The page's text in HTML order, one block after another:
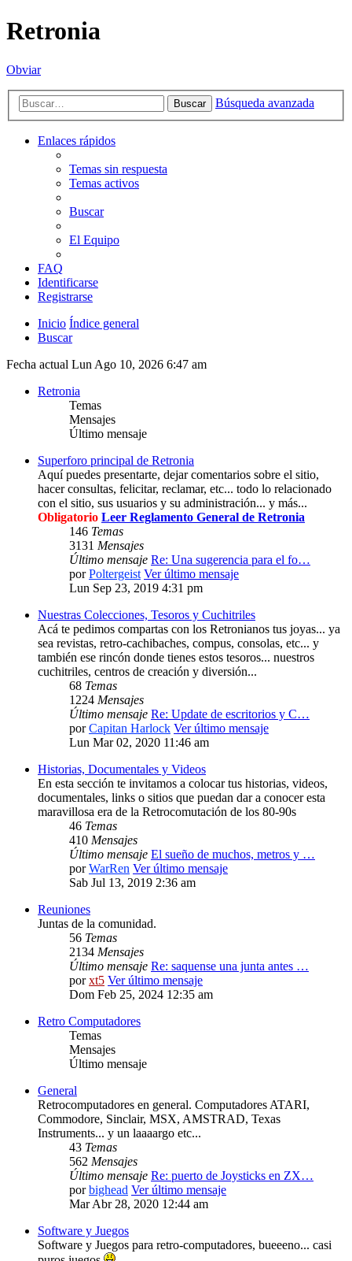
Retronia
Obviar
Buscar Búsqueda avanzada
Enlaces rápidos
Temas sin respuesta
Temas activos
Buscar
El Equipo
FAQ
Identificarse
Registrarse
Inicio Índice general
Buscar
Fecha actual Lun Ago 10, 2026 6:47 am
Retronia
Temas
Mensajes
Último mensaje
Superforo principal de Retronia
Aquí puedes presentarte, dejar comentarios sobre el sitio,
hacer consultas, felicitar, reclamar, etc... todo lo relacionado
con el sitio, sus usuarios y su administración... y más...
Obligatorio Leer Reglamento General de Retronia
146 Temas
3131 Mensajes
Último mensaje Re: Una sugerencia para el fo…
porPoltergeist Ver último mensaje
Lun Sep 23, 2019 4:31 pm
Nuestras Colecciones, Tesoros y Cuchitriles
Acá te pedimos compartas con los Retronianos tus joyas... ya
sea revistas, retro-cachibaches, compus, consolas, etc... y
también ese rincón donde tienes estos tesoros... nuestros
cuchitriles, centros de creación y diversión...
68 Temas
1224 Mensajes
Último mensaje Re: Update de escritorios y C…
porCapitan Harlock Ver último mensaje
Lun Mar 02, 2020 11:46 am
Historias, Documentales y Videos
En esta sección te invitamos a colocar tus historias, videos,
documentales, links o sitios que puedan dar a conocer esta
maravillosa era de la Retrocomutación de los 80-90s
46 Temas
410 Mensajes
Último mensaje El sueño de muchos, metros y …
porWarRen Ver último mensaje
Sab Jul 13, 2019 2:36 am
Reuniones
Juntas de la comunidad.
56 Temas
2134 Mensajes
Último mensaje Re: saquense una junta antes …
porxt5 Ver último mensaje
Dom Feb 25, 2024 12:35 am
Retro Computadores
Temas
Mensajes
Último mensaje
General
Retrocomputadores en general. Computadores ATARI,
Commodore, Sinclair, MSX, AMSTRAD, Texas
Instruments... y un laaaargo etc...
43 Temas
562 Mensajes
Último mensaje Re: puerto de Joysticks en ZX…
porbighead Ver último mensaje
Mar Abr 28, 2020 12:44 am
Software y Juegos
Software y Juegos para retro-computadores, bueeeno... casi